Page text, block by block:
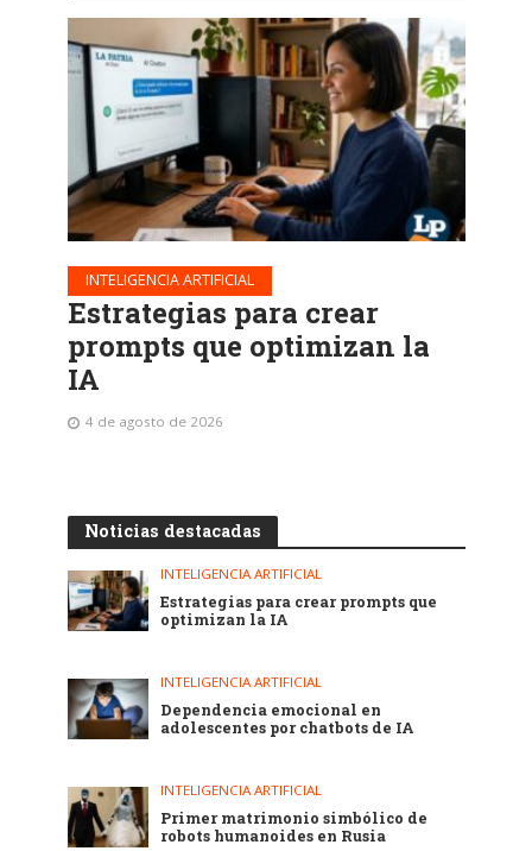
INTELIGENCIA ARTIFICIAL
Estrategias para crear
prompts que optimizan la
IA
4 de agosto de 2026
Noticias destacadas
INTELIGENCIA ARTIFICIAL
Estrategias para crear prompts que
optimizan la IA
INTELIGENCIA ARTIFICIAL
Dependencia emocional en
adolescentes por chatbots de IA
INTELIGENCIA ARTIFICIAL
Primer matrimonio simbólico de
robots humanoides en Rusia